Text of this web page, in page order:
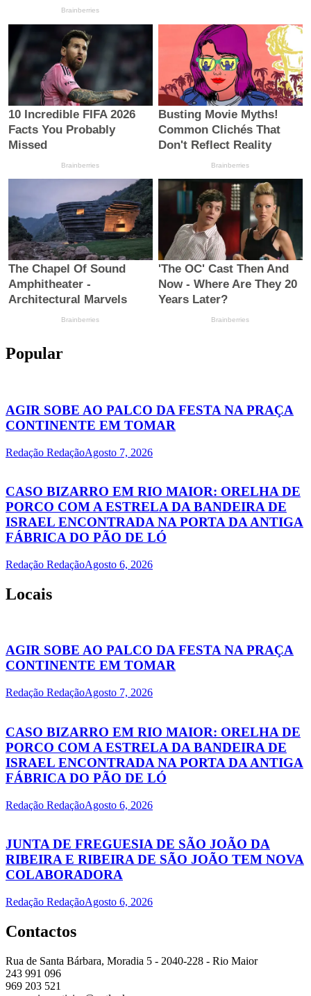
Popular
AGIR SOBE AO PALCO DA FESTA NA PRAÇA
CONTINENTE EM TOMAR
Redação RedaçãoAgosto 7, 2026
CASO BIZARRO EM RIO MAIOR: ORELHA DE
PORCO COM A ESTRELA DA BANDEIRA DE
ISRAEL ENCONTRADA NA PORTA DA ANTIGA
FÁBRICA DO PÃO DE LÓ
Redação RedaçãoAgosto 6, 2026
Locais
AGIR SOBE AO PALCO DA FESTA NA PRAÇA
CONTINENTE EM TOMAR
Redação RedaçãoAgosto 7, 2026
CASO BIZARRO EM RIO MAIOR: ORELHA DE
PORCO COM A ESTRELA DA BANDEIRA DE
ISRAEL ENCONTRADA NA PORTA DA ANTIGA
FÁBRICA DO PÃO DE LÓ
Redação RedaçãoAgosto 6, 2026
JUNTA DE FREGUESIA DE SÃO JOÃO DA
RIBEIRA E RIBEIRA DE SÃO JOÃO TEM NOVA
COLABORADORA
Redação RedaçãoAgosto 6, 2026
Contactos
Rua de Santa Bárbara, Moradia 5 - 2040-228 - Rio Maior
243 991 096
969 203 521